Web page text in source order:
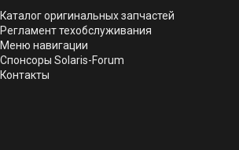
Каталог оригинальных запчастей
Регламент техобслуживания
Меню навигации
Спонсоры Solaris-Forum
Контакты